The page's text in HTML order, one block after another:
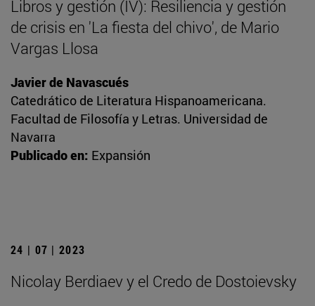
Libros y gestión (IV): Resiliencia y gestión
de crisis en 'La fiesta del chivo', de Mario
Vargas Llosa
Javier de Navascués
Catedrático de Literatura Hispanoamericana.
Facultad de Filosofía y Letras. Universidad de
Navarra
Publicado en: Expansión
24 | 07 | 2023
Nicolay Berdiaev y el Credo de Dostoievsky